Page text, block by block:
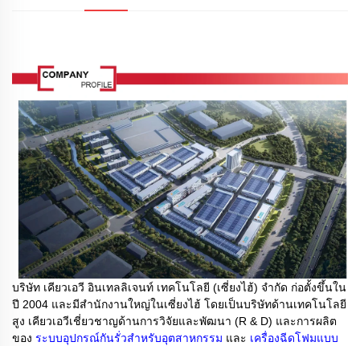
บริษัท เคียวเอวี อินเทลลิเจนท์ เทคโนโลยี (เซี่ยงไฮ้) จำกัด ก่อตั้งขึ้นใน
ปี 2004 และมีสำนักงานใหญ่ในเซี่ยงไฮ้ โดยเป็นบริษัทด้านเทคโนโลยี
สูง เคียวเอวีเชี่ยวชาญด้านการวิจัยและพัฒนา (R & D) และการผลิต
ของ ระบบอุปกรณ์กันรั่วสำหรับอุตสาหกรรม และ เครื่องฉีดโฟมแบบ